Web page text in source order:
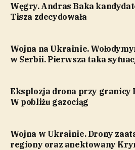
Węgry. Andras Baka
Tisza zdecydowała
Wojna na Ukrainie.
w Serbii. Pierwsza taka
Eksplozja drona przy granicy
W pobliżu gazociąg
Wojna w Ukrainie. Drony
regiony oraz anektowany